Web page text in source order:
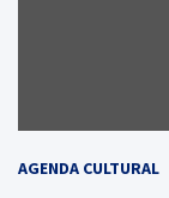
AGENDA CULTURAL